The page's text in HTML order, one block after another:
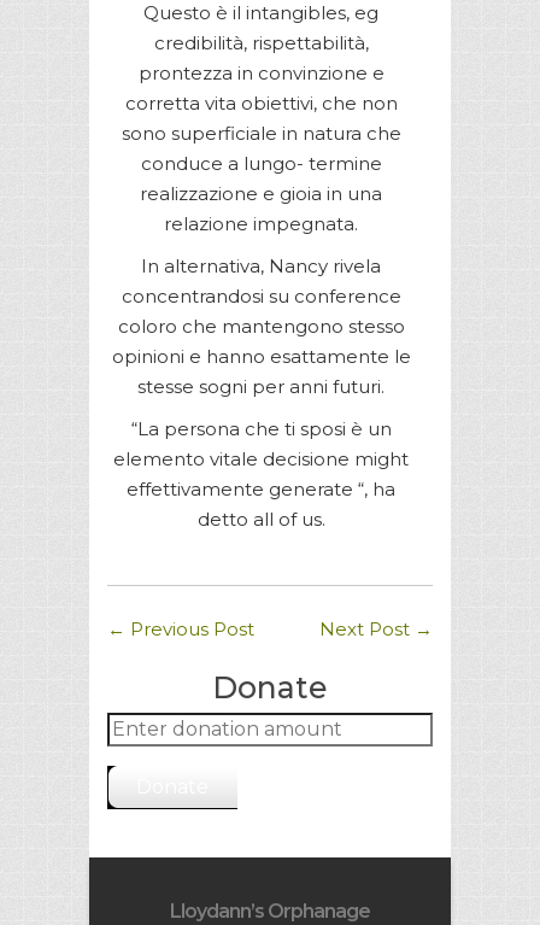
Questo è il intangibles, eg
credibilità, rispettabilità,
prontezza in convinzione e
corretta vita obiettivi, che non
sono superficiale in natura che
conduce a lungo- termine
realizzazione e gioia in una
relazione impegnata.
In alternativa, Nancy rivela
concentrandosi su conference
coloro che mantengono stesso
opinioni e hanno esattamente le
stesse sogni per anni futuri.
“La persona che ti sposi è un
elemento vitale decisione might
effettivamente generate “, ha
detto all of us.
← Previous Post Next Post →
Donate
Lloydann’s Orphanage